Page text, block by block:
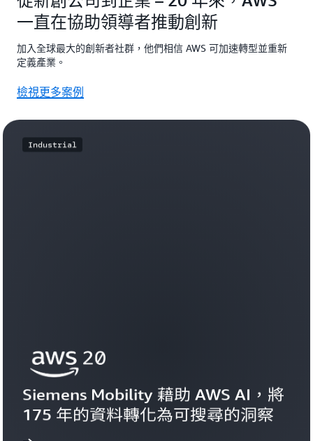
一直在協助領導者推動創新
加入全球最大的創新者社群，他們相信 AWS 可加速轉型並重新
定義產業。
檢視更多案例
Industrial
Siemens Mobility 藉助 AWS AI，將
175 年的資料轉化為可搜尋的洞察